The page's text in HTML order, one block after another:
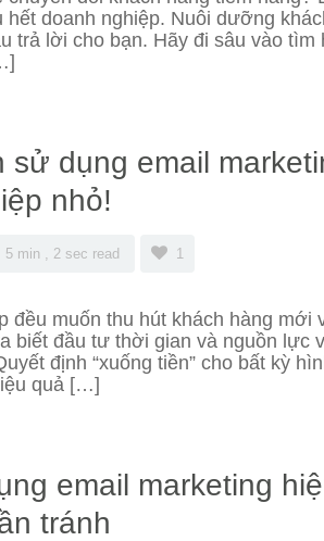
hết doanh nghiệp. Nuôi dưỡng
trả lời cho bạn. Hãy đi sâu vào tìm
sử dụng email
nhỏ!
5 min , 2 sec read 1
đều muốn thu hút khách hàng mới
biết đầu tư thời gian và nguồn lực
định “xuống tiền” cho bất kỳ
quả […]
email marketing
tránh